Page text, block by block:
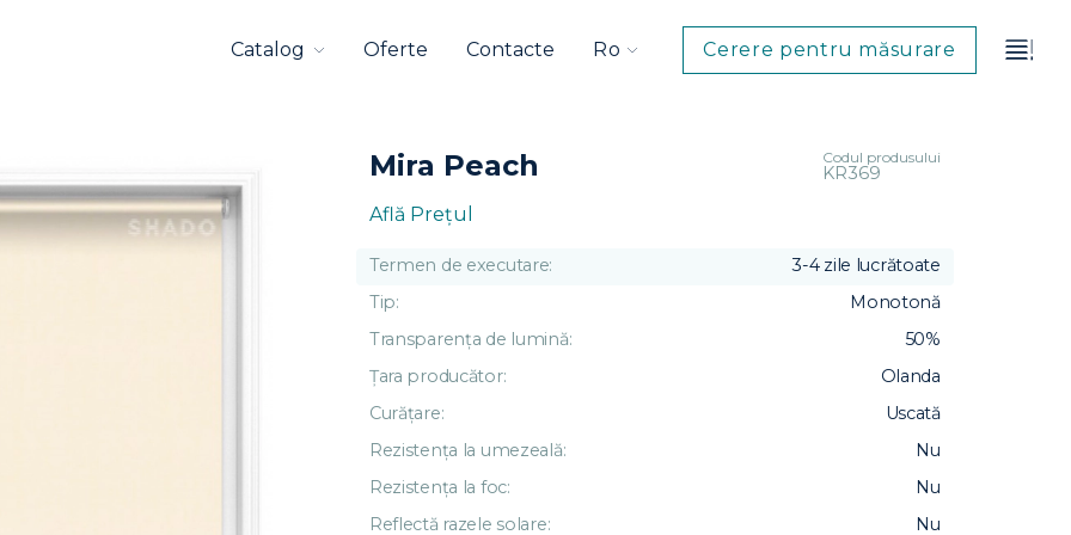
Catalog Oferte Contacte Ro Cerere pentru măsurare
Mira Peach Codul produsului
KR369
Află Preţul
Termen de executare:
3-4 zile lucrătoate
Tip:
Monotonă
Transparența de lumină:
50%
Țara producător:
Olanda
Curățare:
Uscată
Rezistența la umezeală:
Nu
Rezistența la foc:
Nu
Reflectă razele solare:
Nu